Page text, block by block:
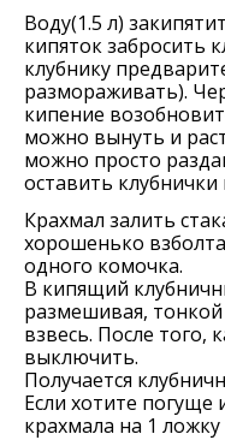
Воду(1.5 л)
кипяток забросить
клубнику
размораживать).
кипение
можно вынуть и
можно просто
оставить
Крахмал залить
хорошенько
одного комочка.
В кипящий
размешивая,
взвесь. После того,
выключить.
Получается
Если хотите
крахмала на 1